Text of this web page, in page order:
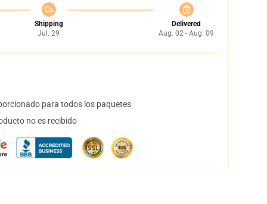
Shipping
Jul. 29
Delivered
Aug. 02 - Aug. 09
para todos los paquetes
no es recibido